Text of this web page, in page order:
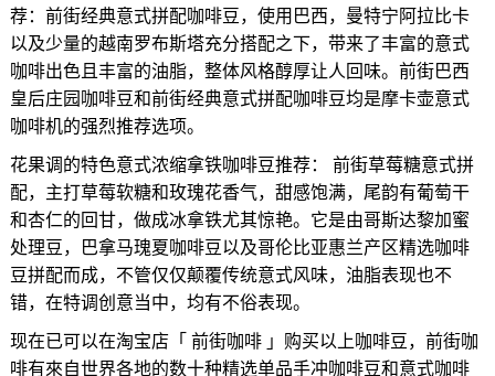
荐：前街经典意式拼配咖啡豆，使用巴西，曼特宁阿拉比卡
以及少量的越南罗布斯塔充分搭配之下，带来了丰富的意式
咖啡出色且丰富的油脂，整体风格醇厚让人回味。前街巴西
皇后庄园咖啡豆和前街经典意式拼配咖啡豆均是摩卡壶意式
咖啡机的强烈推荐选项。
花果调的特色意式浓缩拿铁咖啡豆推荐： 前街草莓糖意式拼
配，主打草莓软糖和玫瑰花香气，甜感饱满，尾韵有葡萄干
和杏仁的回甘，做成冰拿铁尤其惊艳。它是由哥斯达黎加蜜
处理豆，巴拿马瑰夏咖啡豆以及哥伦比亚惠兰产区精选咖啡
豆拼配而成，不管仅仅颠覆传统意式风味，油脂表现也不
错，在特调创意当中，均有不俗表现。
现在已可以在淘宝店「 前街咖啡 」购买以上咖啡豆，前街咖
啡有來自世界各地的数十种精选单品手冲咖啡豆和意式咖啡